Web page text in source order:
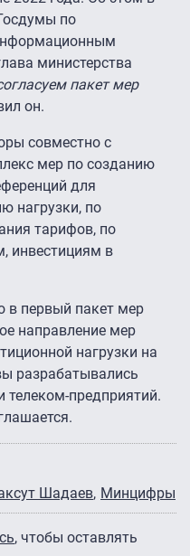
по
министерства
пакет мер
он.
совместно с
мер по созданию
для
нагрузки, по
тарифов, по
инвестициям в
в первый пакет мер
направление мер
нагрузки на
разрабатывались
телеком-предприятий.
Шадаев Минцифры
, чтобы оставлять